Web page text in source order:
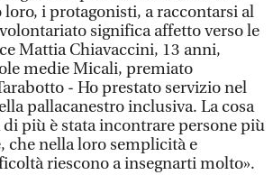
loro, i protagonisti, a raccontarsi al
significa affetto verso le
Mattia Chiavaccini, 13 anni,
medie Micali, premiato
- Ho prestato servizio nel
pallacanestro inclusiva. La cosa
più è stata incontrare persone più
che nella loro semplicità e
riescono a insegnarti molto».